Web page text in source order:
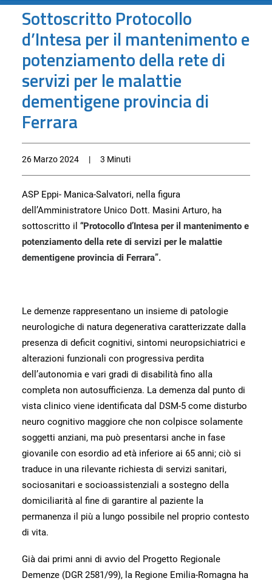
Sottoscritto Protocollo
d’Intesa per il mantenimento e
potenziamento della rete di
servizi per le malattie
dementigene provincia di
Ferrara
26 Marzo 2024 | 3 Minuti
ASP Eppi- Manica-Salvatori, nella figura
dell’Amministratore Unico Dott. Masini Arturo, ha
sottoscritto il “Protocollo d’Intesa per il mantenimento e
potenziamento della rete di servizi per le malattie
dementigene provincia di Ferrara”.
Le demenze rappresentano un insieme di patologie
neurologiche di natura degenerativa caratterizzate dalla
presenza di deficit cognitivi, sintomi neuropsichiatrici e
alterazioni funzionali con progressiva perdita
dell’autonomia e vari gradi di disabilità fino alla
completa non autosufficienza. La demenza dal punto di
vista clinico viene identificata dal DSM-5 come disturbo
neuro cognitivo maggiore che non colpisce solamente
soggetti anziani, ma può presentarsi anche in fase
giovanile con esordio ad età inferiore ai 65 anni; ciò si
traduce in una rilevante richiesta di servizi sanitari,
sociosanitari e socioassistenziali a sostegno della
domiciliarità al fine di garantire al paziente la
permanenza il più a lungo possibile nel proprio contesto
di vita.
Già dai primi anni di avvio del Progetto Regionale
Demenze (DGR 2581/99), la Regione Emilia-Romagna ha